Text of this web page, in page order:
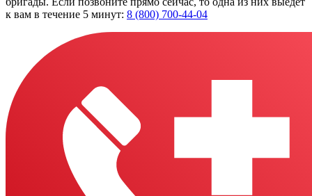
к вам в течение 5 минут: 8 (800) 700-44-04